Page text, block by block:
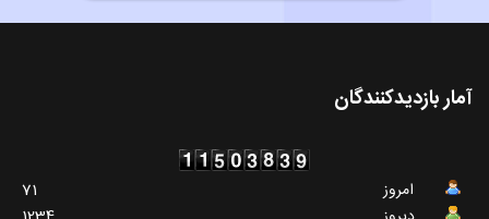
آمار بازدیدکنندگان
امروز
71